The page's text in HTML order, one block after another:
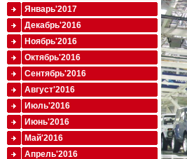
Январь'2017
Декабрь'2016
Ноябрь'2016
Октябрь'2016
Сентябрь'2016
Август'2016
Июль'2016
Июнь'2016
Май'2016
Апрель'2016